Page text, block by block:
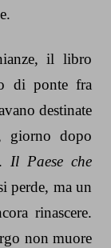
il libro
di ponte fra
destinate
giorno dopo
Il Paese che
perde, ma un
rinascere.
non muore